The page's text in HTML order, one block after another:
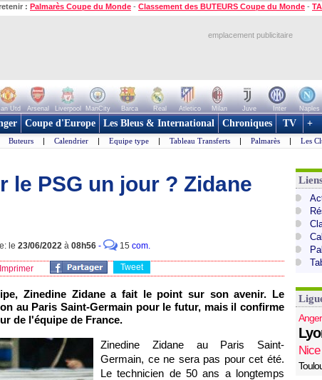
: Palmarès Coupe du Monde - Classement des BUTEURS Coupe du Monde -
emplacement publicitaire
Utd Arsenal Liverpool ManCity Barca Real Atletico Milan Juve Inter Naples
Coupe d'Europe Les Bleus & International Chroniques TV +
Buteurs | Calendrier | Equipe type | Tableau Transferts | Palmarès | Les
le PSG un jour ? Zidane
le 23/06/2022 à 08h56 - 15 com.
Imprimer Tweet
Zinedine Zidane a fait le point sur son avenir. Le
au Paris Saint-Germain pour le futur, mais il confirme
de l'équipe de France.
Zinedine Zidane au Paris Saint-
Germain, ce ne sera pas pour cet été.
Le technicien de 50 ans a longtemps
Nice